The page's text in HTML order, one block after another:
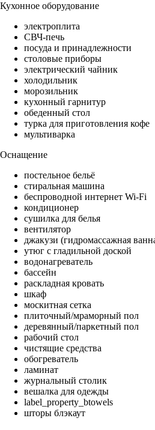
Кухонное оборудование
электроплита
СВЧ-печь
посуда и принадлежности
столовые приборы
электрический чайник
холодильник
морозильник
кухонный гарнитур
обеденный стол
турка для приготовления кофе
мультиварка
Оснащение
постельное бельё
стиральная машина
беспроводной интернет Wi-Fi
кондиционер
сушилка для белья
вентилятор
джакузи (гидромассажная
утюг с гладильной доской
водонагреватель
бассейн
раскладная кровать
шкаф
москитная сетка
плиточный/мраморный пол
деревянный/паркетный пол
рабочий стол
чистящие средства
обогреватель
ламинат
журнальный столик
вешалка для одежды
label_property_btowels
шторы блэкаут